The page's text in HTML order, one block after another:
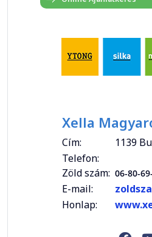
Xella
Cím:
1139
Telefon:
Zöld szám: 06-80-
E-mail:
Honlap: